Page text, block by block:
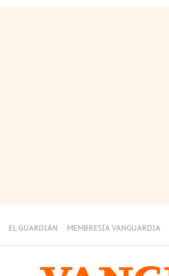
EL GUARDIÁN MEMBRESÍA VANGUARDIA